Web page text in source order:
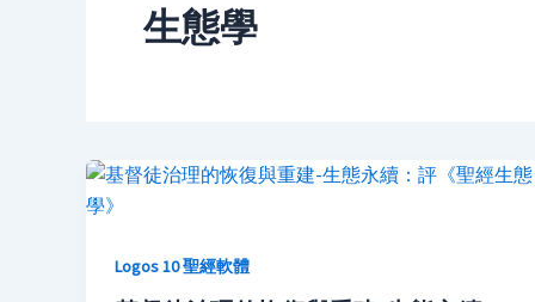
生態學
Logos 10 聖經軟體